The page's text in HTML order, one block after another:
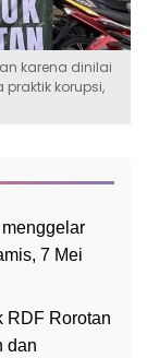
karena dinilai
korupsi,
7 Mei
RDF Rorotan
dan